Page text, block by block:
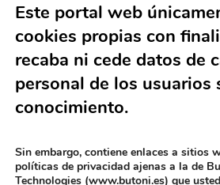
Política de privacidad
Política de cookies
Condiciones de contratación
Formas de pago
Este portal web
cookies propias con
recaba ni cede datos de
personal de los usuarios
conocimiento.
Sin embargo, contiene enlaces a sitios
políticas de privacidad ajenas a la de
Technologies (www.butoni.es) que